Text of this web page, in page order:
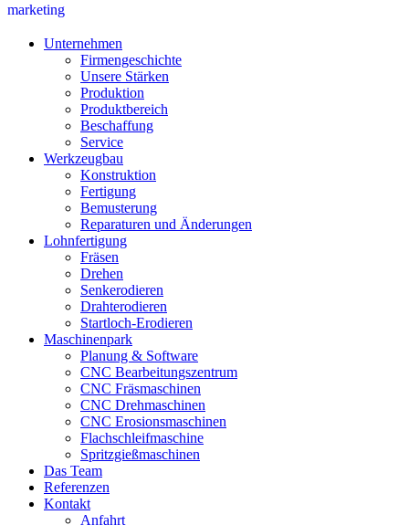
marketing
Unternehmen
Firmengeschichte
Unsere Stärken
Produktion
Produktbereich
Beschaffung
Service
Werkzeugbau
Konstruktion
Fertigung
Bemusterung
Reparaturen und Änderungen
Lohnfertigung
Fräsen
Drehen
Senkerodieren
Drahterodieren
Startloch-Erodieren
Maschinenpark
Planung & Software
CNC Bearbeitungszentrum
CNC Fräsmaschinen
CNC Drehmaschinen
CNC Erosionsmaschinen
Flachschleifmaschine
Spritzgießmaschinen
Das Team
Referenzen
Kontakt
Anfahrt